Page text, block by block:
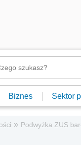
Biznes Sektor
» Podwyżka ZUS